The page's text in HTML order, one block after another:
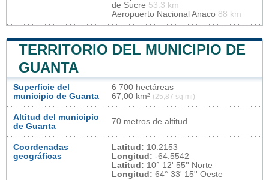
de Sucre 53.3 km
Aeropuerto Nacional Anaco 88 km
TERRITORIO DEL MUNICIPIO DE
GUANTA
Superficie del
municipio de Guanta
6 700 hectáreas
67,00 km² (25,87 sq mi)
Altitud del municipio
de Guanta
70 metros de altitud
Coordenadas
geográficas
Latitud: 10.2153
Longitud: -64.5542
Latitud: 10° 12' 55'' Norte
Longitud: 64° 33' 15'' Oeste